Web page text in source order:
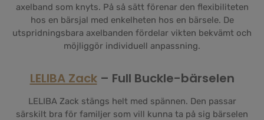
axelband som knyts. På så sätt förenar den flexibiliteten
hos en bärsjal med enkelheten hos en bärsele. De
utspridningsbara axelbanden fördelar vikten bekvämt och
möjliggör individuell anpassning.
LELIBA Zack– Full Buckle-bärselen
LELIBA Zack stängs helt med spännen. Den passar
särskilt bra för familjer som vill kunna ta på sig bärselen